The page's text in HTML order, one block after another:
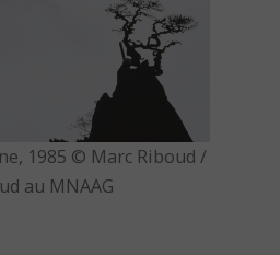
1985 © Marc Riboud /
au MNAAG